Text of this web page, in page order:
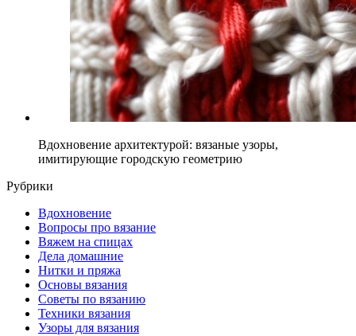
Вдохновение архитектурой: вязаные узоры,
имитирующие городскую геометрию
Рубрики
Вдохновение
Вопросы про вязание
Вяжем на спицах
Дела домашние
Нитки и пряжа
Основы вязания
Советы по вязанию
Техники вязания
Узоры для вязания